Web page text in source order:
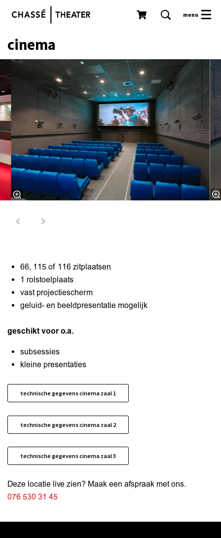
menu
cinema
Skip
66, 115 of 116 zitplaatsen
1 rolstoelplaats
vast projectiescherm
geluid- en beeldpresentatie mogelijk
geschikt voor o.a.
subsessies
kleine presentaties
technische gegevens cinema zaal 1
technische gegevens cinema zaal 2
technische gegevens cinema zaal 3
Deze locatie live zien? Maak een afspraak met ons.
076 530 31 45